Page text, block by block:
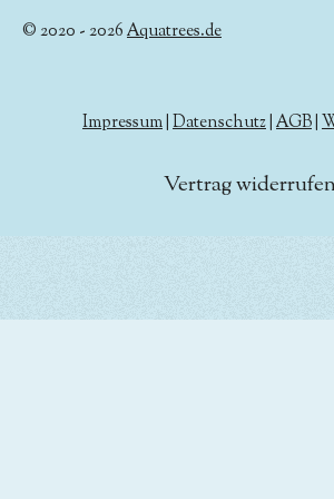
© 2020 - 2026Aquatrees.de
Impressum Datenschutz AGB
Vertrag